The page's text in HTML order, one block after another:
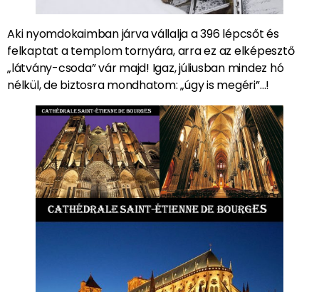
Aki nyomdokaimban járva vállalja a 396 lépcsőt és
felkaptat a templom tornyára, arra ez az elképesztő
„látvány-csoda” vár majd! Igaz, júliusban mindez hó
nélkül, de biztosra mondhatom: „úgy is megéri”…!